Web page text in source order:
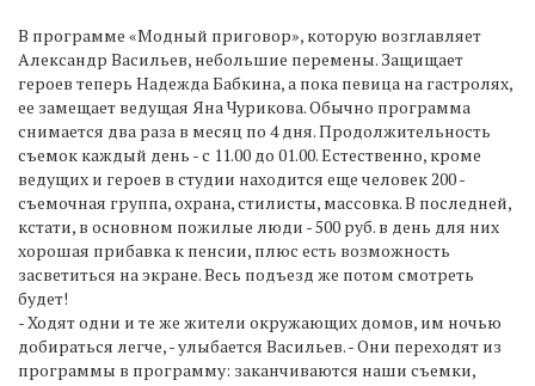
В программе «Модный приговор», которую возглавляет
Александр Васильев, небольшие перемены. Защищает
героев теперь Надежда Бабкина, а пока певица на гастролях,
ее замещает ведущая Яна Чурикова. Обычно программа
снимается два раза в месяц по 4 дня. Продолжительность
съемок каждый день - с 11.00 до 01.00. Естественно, кроме
ведущих и героев в студии находится еще человек 200 -
съемочная группа, охрана, стилисты, массовка. В последней,
кстати, в основном пожилые люди - 500 руб. в день для них
хорошая прибавка к пенсии, плюс есть возможность
засветиться на экране. Весь подъезд же потом смотреть
будет!
- Ходят одни и те же жители окружающих домов, им ночью
добираться легче, - улыбается Васильев. - Они переходят из
программы в программу: заканчиваются наши съемки,